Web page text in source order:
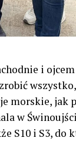
i
morskie, jak
w
S10 i S3, do